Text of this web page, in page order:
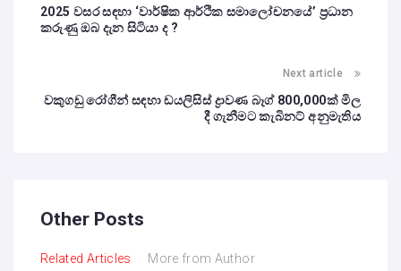
2025 වසර සඳහා ‘වාර්ෂික ආර්ථික සමාලෝචනයේ’ ප්‍රධාන
කරුණු ඔබ දැන සිටියා ද ?
Next article
වකුගඩු රෝගීන් සඳහා ඩයලිසිස් ද්‍රාවණ බෑග් 800,000ක් මිල
දී ගැනීමට කැබිනට් අනුමැතිය
Other Posts
Related Articles More from Author